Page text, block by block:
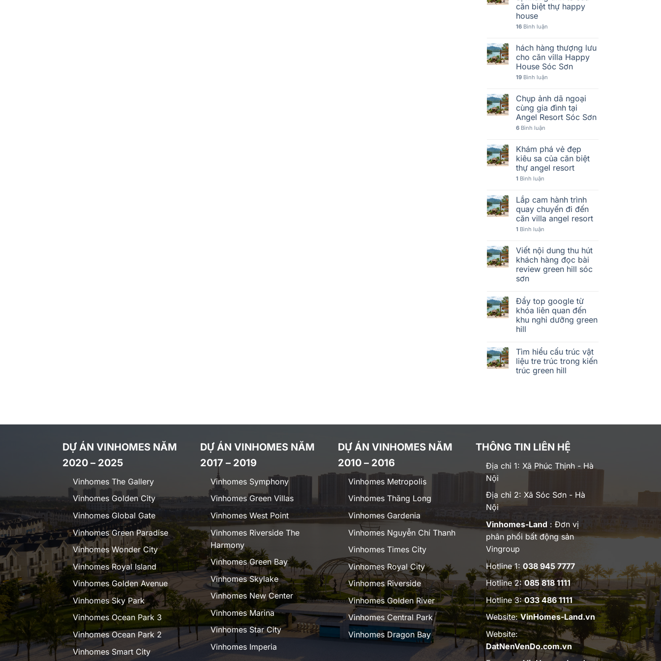
căn biệt thự happy
house
16Bình luận
hách hàng thượng lưu
cho căn villa Happy
House Sóc Sơn
19Bình luận
Chụp ảnh dã ngoại
cùng gia đình tại
Angel Resort Sóc Sơn
6Bình luận
Khám phá vẻ đẹp
kiêu sa của căn biệt
thự angel resort
1 Bình luận
Lắp cam hành trình
quay chuyến đi đến
căn villa angel resort
1 Bình luận
Viết nội dung thu hút
khách hàng đọc bài
review green hill sóc
sơn
Đẩy top google từ
khóa liên quan đến
khu nghỉ dưỡng green
hill
Tìm hiểu cấu trúc vật
liệu tre trúc trong kiến
trúc green hill
DỰ ÁN VINHOMES NĂM
2020 – 2025
Vinhomes The Gallery
Vinhomes Golden City
Vinhomes Global Gate
Vinhomes Green Paradise
Vinhomes Wonder City
Vinhomes Royal Island
Vinhomes Golden Avenue
Vinhomes Sky Park
Vinhomes Ocean Park 3
Vinhomes Ocean Park 2
Vinhomes Smart City
DỰ ÁN VINHOMES NĂM
2017 – 2019
Vinhomes Symphony
Vinhomes Green Villas
Vinhomes West Point
Vinhomes Riverside The
Harmony
Vinhomes Green Bay
Vinhomes Skylake
Vinhomes New Center
Vinhomes Marina
Vinhomes Star City
Vinhomes Imperia
DỰ ÁN VINHOMES NĂM
2010 – 2016
Vinhomes Metropolis
Vinhomes Thăng Long
Vinhomes Gardenia
Vinhomes Nguyễn Chí Thanh
Vinhomes Times City
Vinhomes Royal City
Vinhomes Riverside
Vinhomes Golden River
Vinhomes Central Park
Vinhomes Dragon Bay
THÔNG TIN LIÊN HỆ
Địa chỉ 1: Xã Phúc Thịnh - Hà
Nội
Địa chỉ 2: Xã Sóc Sơn - Hà
Nội
Vinhomes-Land: Đơn vị
phân phối bất động sản
Vingroup
Hotline 1:038 945 7777
Hotline 2:085 818 1111
Hotline 3:033 486 1111
Website:VinHomes-Land.vn
Website:
DatNenVenDo.com.vn